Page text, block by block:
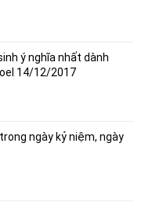
ý nghĩa nhất dành
14/12/2017
ngày kỷ niệm, ngày